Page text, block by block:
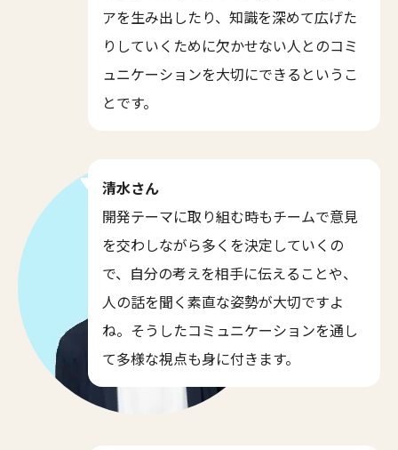
アを生み出したり、知識を深めて広げた
りしていくために欠かせない人とのコミ
ュニケーションを大切にできるというこ
とです。
清水さん
開発テーマに取り組む時もチームで意見
を交わしながら多くを決定していくの
で、自分の考えを相手に伝えることや、
人の話を聞く素直な姿勢が大切ですよ
ね。そうしたコミュニケーションを通し
て多様な視点も身に付きます。